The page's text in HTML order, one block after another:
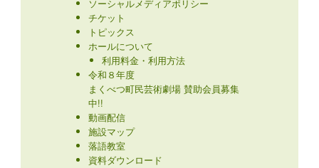
ソーシャルメディアポリシー
チケット
トピックス
ホールについて
利用料金・利用方法
令和８年度
まくべつ町民芸術劇場 賛助会員募集
中!!
動画配信
施設マップ
落語教室
資料ダウンロード